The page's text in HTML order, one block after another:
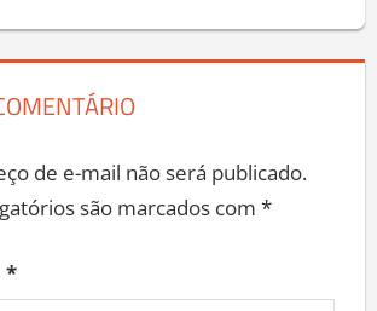
de e-mail não será publicado.
são marcados com *
*